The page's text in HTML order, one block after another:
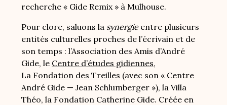
recherche « Gide Remix » à Mulhouse.
Pour clore, saluons la synergie entre plusieurs
entités culturelles proches de l’écrivain et de
son temps : l’Association des Amis d’André
Gide, le Centre d’études gidiennes,
La Fondation des Treilles (avec son « Centre
André Gide — Jean Schlumberger »), la Villa
Théo, la Fondation Catherine Gide. Créée en